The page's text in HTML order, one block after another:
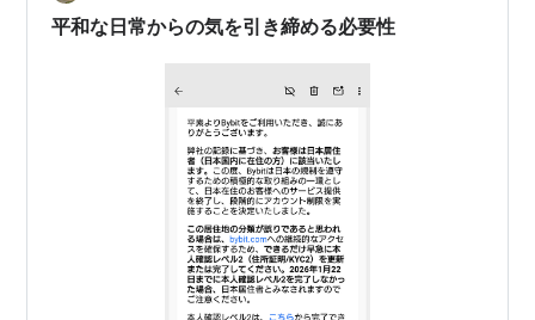
平和な日常からの気を引き締める必要性